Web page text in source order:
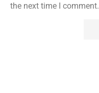
the next time I comment.